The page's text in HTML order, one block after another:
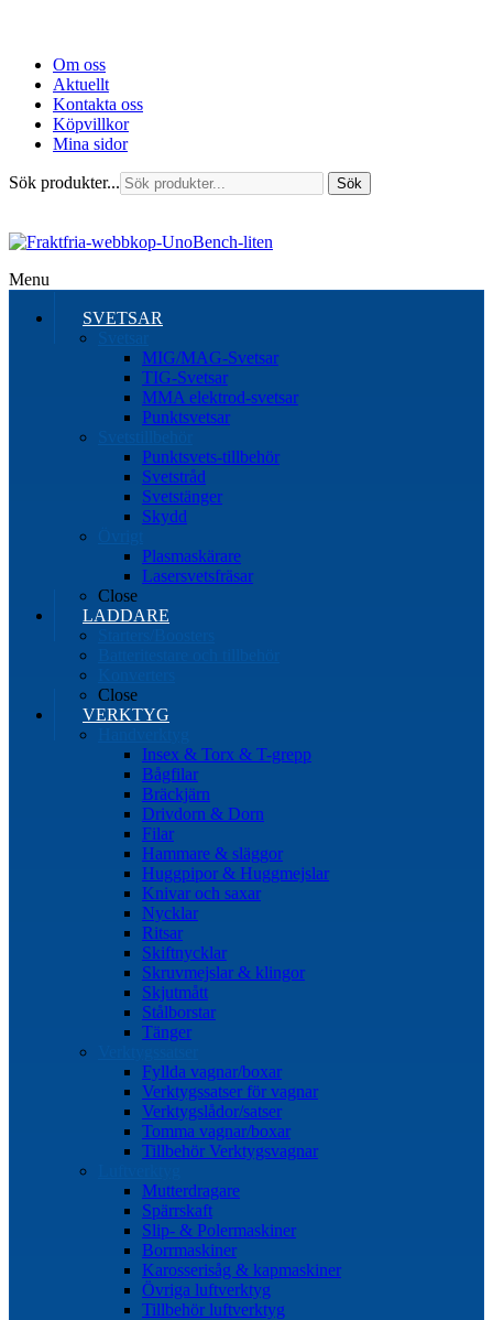
Om oss
Aktuellt
Kontakta oss
Köpvillkor
Mina sidor
Sök produkter... Sök
Menu
SVETSAR
MIG/MAG-Svetsar
TIG-Svetsar
MMA elektrod-svetsar
Punktsvetsar
Punktsvets-tillbehör
Svetstråd
Svetstänger
Skydd
Plasmaskärare
Lasersvetsfräsar
Close
LADDARE
Close
VERKTYG
Insex & Torx & T-grepp
Bågfilar
Bräckjärn
Drivdorn & Dorn
Filar
Hammare & släggor
Huggpipor & Huggmejslar
Knivar och saxar
Nycklar
Ritsar
Skiftnycklar
Skruvmejslar & klingor
Skjutmått
Stålborstar
Tänger
Fyllda vagnar/boxar
Verktygssatser för vagnar
Verktygslådor/satser
Tomma vagnar/boxar
Tillbehör Verktygsvagnar
Mutterdragare
Spärrskaft
Slip- & Polermaskiner
Borrmaskiner
Karosserisåg & kapmaskiner
Övriga luftverktyg
Tillbehör luftverktyg